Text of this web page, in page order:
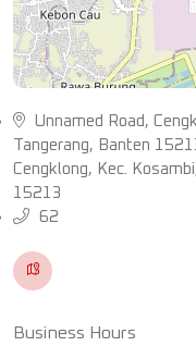
Unnamed Road,
Tangerang, Banten
Cengklong, Kec.
15213
62
Business Hours